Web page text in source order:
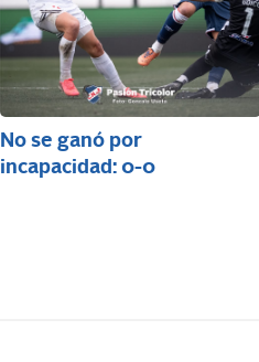
No se ganó por
incapacidad: 0-0